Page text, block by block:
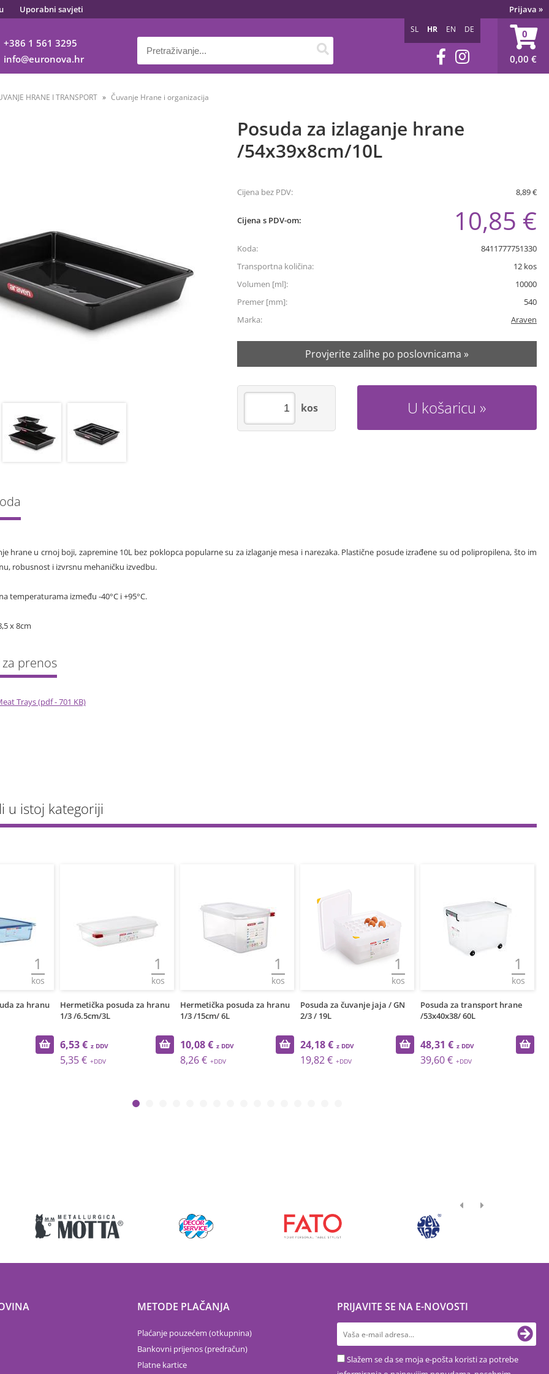
Uporabni savjeti Prijava »
+386 1 561 3295
info
euronova.hr
0
0,00 €
SL HR EN DE
HRANE I TRANSPORT Čuvanje Hrane i organizacija
Posuda za izlaganje hrane
/54x39x8cm/10L
Cijena bez PDV: 8,89 €
Cijena s PDV-om: 10,85 €
Koda:
8411777751330
Transportna količina:
12 kos
Volumen [ml]:
10000
Premer [mm]:
540
Marka:
Araven
Provjerite zalihe po poslovnicama »
U košaricu
kos
hrane u crnoj boji, zapremine 10L bez poklopca popularne su za izlaganje mesa i narezaka. Plastične posude izrađene su od polipropilena, što im
robusnost i izvrsnu mehaničku izvedbu.
temperaturama između -40°C i +95°C.
x 8cm
Trays (pdf - 701 KB)
u istoj kategoriji
1
kos
za hranu
1
kos
Hermetička posuda za hranu
1/3 /6.5cm/3L
6,53 €
5,35 €
1
kos
Hermetička posuda za hranu
1/3 /15cm/ 6L
10,08 €
8,26 €
1
kos
Posuda za čuvanje jaja / GN
2/3 / 19L
24,18 €
19,82 €
1
kos
Posuda za transport hrane
/53x40x38/ 60L
48,31 €
39,60 €
METODE PLAČANJA
Plaćanje pouzećem (otkupnina)
Bankovni prijenos (predračun)
Platne kartice
PRIJAVITE SE NA E-NOVOSTI
Slažem se da se moja e-pošta koristi za potrebe